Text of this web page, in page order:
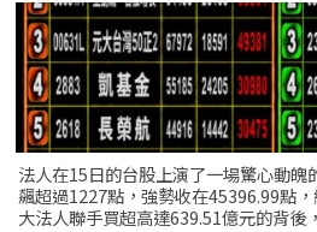
法人在15日的台股上演了一場驚心動魄
飆超過1227點，強勢收在45396.99點
大法人聯手買超高達639.51億元的背後